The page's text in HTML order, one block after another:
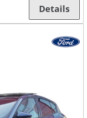
Details